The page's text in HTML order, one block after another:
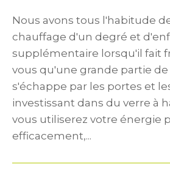
Nous avons tous l'habitude
chauffage d'un degré et
supplémentaire lorsqu'il fait
vous qu'une grande partie
s'échappe par les portes et
investissant dans du verre à
vous utiliserez votre énergie
efficacement,...